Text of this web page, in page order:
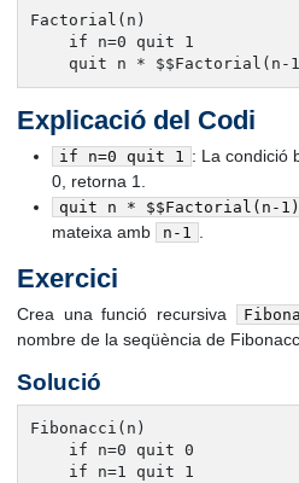
Factorial(n)
    if n=0 quit 1
quit n * $$Factorial(n-
Explicació del Codi
if n=0 quit 1 : La condició
0, retorna 1.
quit n * $$Factorial(n-1)
mateixa amb
n-1
Exercici
Crea una funció recursiva
nombre de la seqüència de
Solució
Fibonacci(n)
    if n=0 quit 0
    if n=1 quit 1